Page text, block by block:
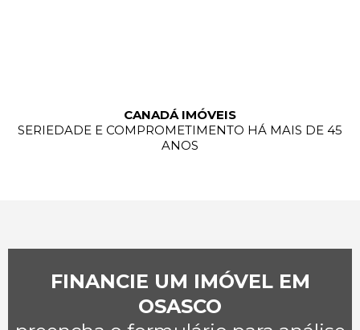
CANADÁ IMÓVEIS
SERIEDADE E COMPROMETIMENTO HÁ MAIS DE 45
ANOS
FINANCIE UM IMÓVEL EM
OSASCO